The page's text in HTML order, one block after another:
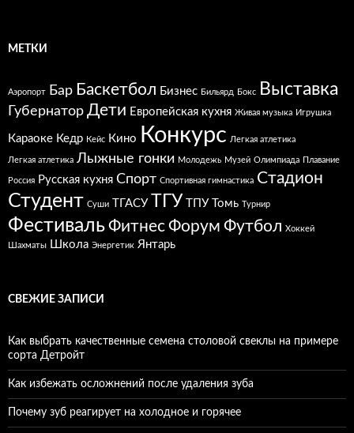
МЕТКИ
Аэропорт Бар Баскетбол Бизнес Бильярд Бокс Выставка
Губернатор Дети Европейская кухня Живая музыка Игрушка
Караоке Кедр Кейс Кино Конкурс Легкая атлетика
Легкая атлетика Лыжные гонки Молодежь Музей Олимпиада Плавание
Россия Русская кухня Спорт Спортивная гимнастика Стадион
Студент Суши ТГАСУ ТГУ ТПУ Томь Турнир
ФестивальФитнесФорум Футбол Хоккей
Шахматы Школа Энергетик Янтарь
СВЕЖИЕ ЗАПИСИ
Как выбрать качественные семена столовой свеклы на примере
сорта Детройт
Как избежать осложнений после удаления зуба
Почему зуб реагирует на холодное и горячее